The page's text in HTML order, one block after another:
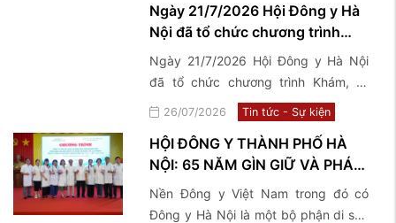
trọng tâm 6 tháng cuối năm 2026
Ngày 21/7/2026 Hội Đông y Hà
Nội đã tổ chức chương trình
Khám, tư vấn sức khoẻ và tặng
quà thương binh, bệnh binh,
thân nhân, gia đình Liệt sĩ và
người có công với cách mạng
tại 2 xã Phúc Sơn và ...
Ngày 21/7/2026 Hội Đông y Hà Nội
đã tổ chức chương trình Khám, tư
vấn sức khoẻ và tặng quà thương
binh, bệnh binh, thân nhân, gia đình
Liệt sĩ và người có công với cách
mạng tại 2 xã Phúc Sơn và Phú Nghĩa
26/07/2026 Tin tức - Sự kiện
HỘI ĐÔNG Y THÀNH PHỐ HÀ
NỘI: 65 NĂM GÌN GIỮ VÀ PHÁT
HUY TINH HOA Y HỌC CỔ
TRUYỀN VIỆT NAM
Nền Đông y Việt Nam trong đó có
Đông y Hà Nội là một bộ phận di sản